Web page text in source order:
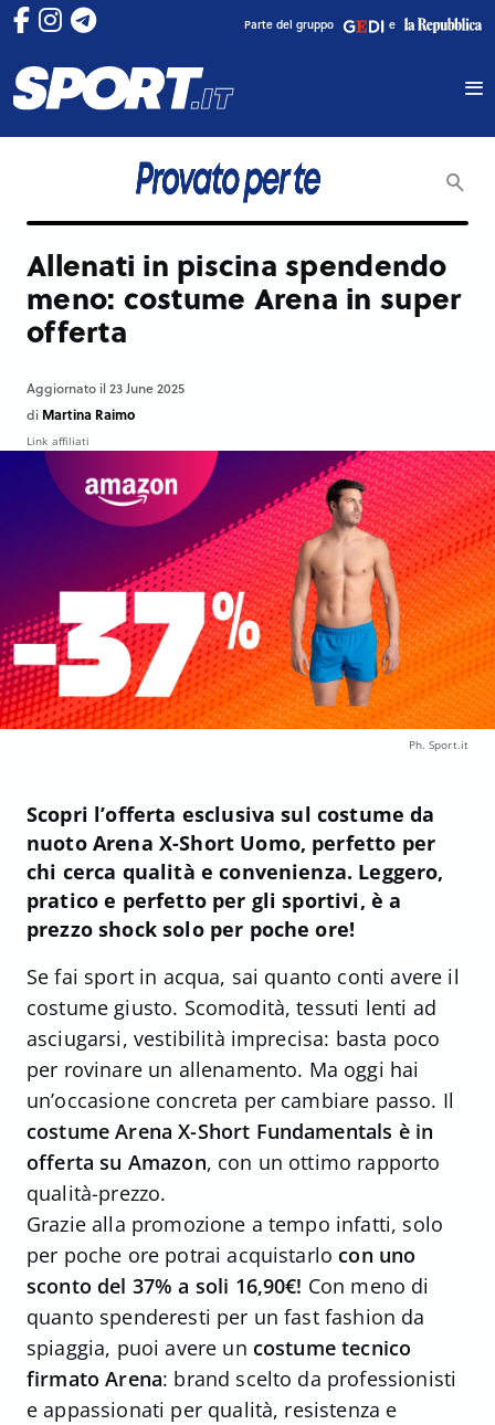
Parte del gruppo e
Allenati in piscina spendendo
meno: costume Arena in super
offerta
Aggiornato il 23 June 2025
di Martina Raimo
Link affiliati
Ph. Sport.it
Scopri l’offerta esclusiva sul costume da
nuoto Arena X-Short Uomo, perfetto per
chi cerca qualità e convenienza. Leggero,
pratico e perfetto per gli sportivi, è a
prezzo shock solo per poche ore!
Se fai sport in acqua, sai quanto conti avere il
costume giusto. Scomodità, tessuti lenti ad
asciugarsi, vestibilità imprecisa: basta poco
per rovinare un allenamento. Ma oggi hai
un’occasione concreta per cambiare passo. Il
costume Arena X-Short Fundamentals è in
offerta su Amazon, con un ottimo rapporto
qualità-prezzo.
Grazie alla promozione a tempo infatti, solo
per poche ore potrai acquistarlo con uno
sconto del 37% a soli 16,90€! Con meno di
quanto spenderesti per un fast fashion da
spiaggia, puoi avere un costume tecnico
firmato Arena: brand scelto da professionisti
e appassionati per qualità, resistenza e